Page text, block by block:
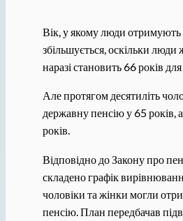
Вік, у якому люди
збільшується, оскільки люди
наразі становить 66 років
Але протягом десятиліть
державну пенсію у 65 років,
років.
Відповідно до Закону про
складено графік
чоловіки та жінки могли
пенсію. План передбачав